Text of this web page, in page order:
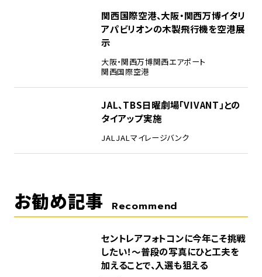
関西国際空港、大阪・関西万博イタリ
アパビリオンの木製飛行機を空港展
示
大阪・関西万博関西エアポート
関西国際空港
JAL、TBS日曜劇場「VIVANT」との
タイアップ実施
JALJALマイレージバンク
お勧め記事 Recommend
セントレアフォトコンに今年こそ挑戦
したい！～普段の写真にひと工夫を
加えることで、入選も狙える